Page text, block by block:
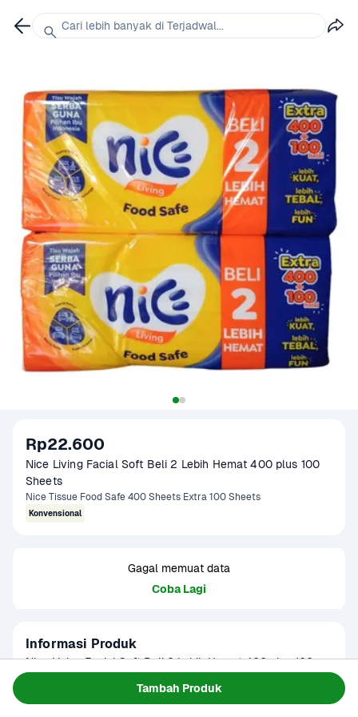
Tambah Produk
Rp22.600
Nice Living Facial Soft Beli 2 Lebih Hemat 400 plus 100
Sheets
Nice Tissue Food Safe 400 Sheets Extra 100 Sheets
Konvensional
Gagal memuat data
Coba Lagi
Informasi Produk
Nice Living Facial Soft Beli 2 Lebih Hemat 400 plus 100
untuk kebutuhan kebersihan makanan. Dengan total 500
Cari lebih banyak di Terjadwal...